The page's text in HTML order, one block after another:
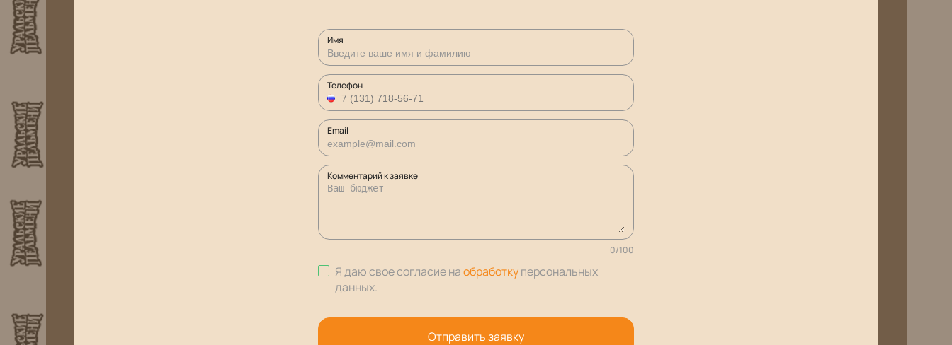
Имя
Телефон
Email
Комментарий к заявке
0/100
Я даю свое согласие наобработкуперсональных
данных.
Отправить заявку